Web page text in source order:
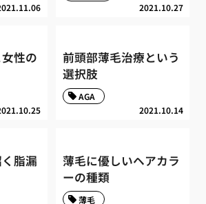
2021.10.27
性の
前頭部薄毛治療という
選択肢
2021.10.14
AGA
脂漏
薄毛に優しいヘアカラ
ーの種類
薄毛